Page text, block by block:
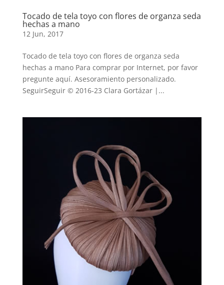
Tocado de tela toyo con flores de organza seda
hechas a mano
12 Jun, 2017
Tocado de tela toyo con flores de organza seda
hechas a mano Para comprar por Internet, por favor
pregunte aquí. Asesoramiento personalizado.
SeguirSeguir © 2016-23 Clara Gortázar |...